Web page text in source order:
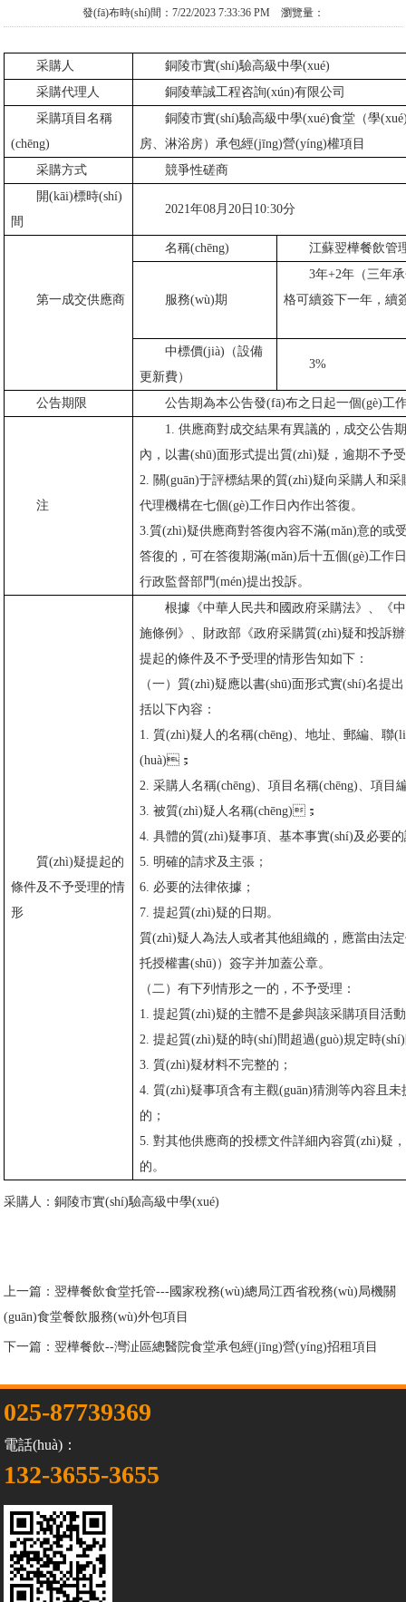
發(fā)布時(shí)間：7/22/2023 7:33:36 PM 瀏覽量：
采購人
銅陵市實(shí)驗高級中學(xué)
采購代理人
銅陵華誠工程咨詢(xún)有限公司
采購項目名稱
(chēng)
銅陵市實(shí)驗高級中學(xué)食堂（學(xué)
房、淋浴房）承包經(jīng)營(yíng)權項目
采購方式
競爭性磋商
開(kāi)標時(shí)
間
2021年08月20日10:30分
第一成交供應商
名稱(chēng) 江蘇翌樺餐飲
服務(wù)期
3年+2年（三年承
格可續簽下一年，
中標價(jià)（設備
更新費）
3%
公告期限 公告期為本公告發(fā)布之日起一個(gè)工
注
1. 供應商對成交結果有異議的，成交公告
內，以書(shū)面形式提出質(zhì)疑，逾期不予
2. 關(guān)于評標結果的質(zhì)疑向采購人和采
代理機構在七個(gè)工作日內作出答復。
3.質(zhì)疑供應商對答復內容不滿(mǎn)意的或
答復的，可在答復期滿(mǎn)后十五個(gè)工
行政監督部門(mén)提出投訴。
質(zhì)疑提起的
條件及不予受理的情
形
根據《中華人民共和國政府采購法》、
施條例》、財政部《政府采購質(zhì)疑和投訴辦
提起的條件及不予受理的情形告知如下：
（一）質(zhì)疑應以書(shū)面形式實(shí)名提出
括以下內容：
1. 質(zhì)疑人的名稱(chēng)、地址、郵編
(huà)；
2. 采購人名稱(chēng)、項目名稱(chēng)、項目
3. 被質(zhì)疑人名稱(chēng)；
4. 具體的質(zhì)疑事項、基本事實(shí)及必要
5. 明確的請求及主張；
6. 必要的法律依據；
7. 提起質(zhì)疑的日期。
質(zhì)疑人為法人或者其他組織的，應當由法
托授權書(shū)）簽字并加蓋公章。
（二）有下列情形之一的，不予受理：
1. 提起質(zhì)疑的主體不是參與該采購項目活動
2. 提起質(zhì)疑的時(shí)間超過(guò)規定時(shí)限
3. 質(zhì)疑材料不完整的；
4. 質(zhì)疑事項含有主觀(guān)猜測等內容且未
的；
5. 對其他供應商的投標文件詳細內容質(zhì)疑
的。
采購人：銅陵市實(shí)驗高級中學(xué)
上一篇： 翌樺餐飲食堂托管---國家稅務(wù)總局江西省稅務(wù)局機關
(guān)食堂餐飲服務(wù)外包項目
下一篇： 翌樺餐飲--灣沚區總醫院食堂承包經(jīng)營(yíng)招租項目
025-87739369
電話(huà)：
132-3655-3655